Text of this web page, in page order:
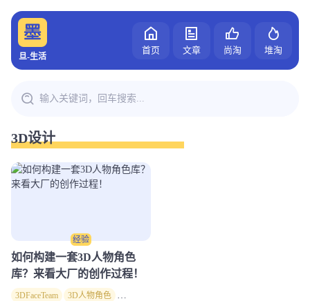
旦-生活
首页 文章 尚淘 堆淘
3D设计
经验
如何构建一套3D人物角色
库？来看大厂的创作过程！
3DFaceTeam 3D人物角色